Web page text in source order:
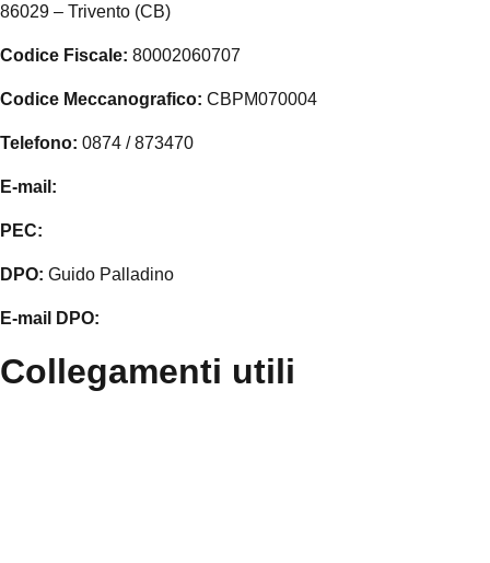
86029 – Trivento (CB)
Codice Fiscale: 80002060707
Codice Meccanografico: CBPM070004
Telefono: 0874 / 873470
E-mail:
PEC:
DPO: Guido Palladino
E-mail DPO:
Collegamenti utili